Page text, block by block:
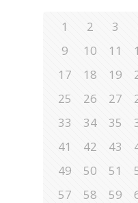
1 2 3
9
10 11
17
18 19
25
26 27
33
34 35
41
42 43
49
50 51
57
58 59